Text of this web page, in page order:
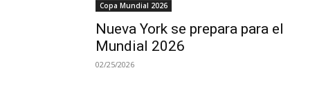
Copa Mundial 2026
Nueva York se prepara para el
Mundial 2026
02/25/2026